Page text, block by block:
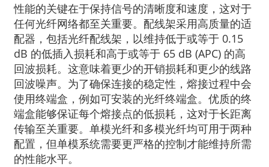
性能的关键在于保持信号的清晰度和速度，这对于
任何光纤网络都至关重要。配线架采用高质量的适
配器，包括光纤配线架，以维持低于或等于 0.15
dB 的低插入损耗和高于或等于 65 dB (APC) 的高
回波损耗。这意味着更少的开销损耗和更少的线路
回波噪声。为了确保连接的稳定性，熔接过程中会
使用终端盒，例如可安装的光纤终端盒。优质的终
端盒能够保证每个熔接点的低损耗，这对于长距离
传输至关重要。单模光纤和多模光纤均可用于两种
配置，但单模系统需要更严格的控制才能维持所需
的性能水平。